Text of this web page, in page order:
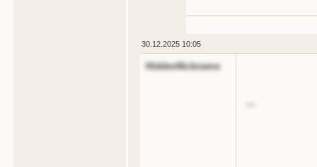
30.12.2025 10:05
HiddenNickname
...